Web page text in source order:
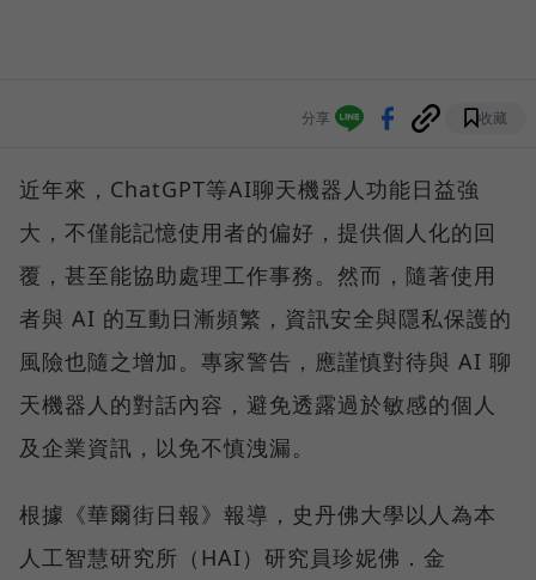
分享 收藏
近年來，ChatGPT等AI聊天機器人功能日益強
大，不僅能記憶使用者的偏好，提供個人化的回
覆，甚至能協助處理工作事務。然而，隨著使用
者與 AI 的互動日漸頻繁，資訊安全與隱私保護的
風險也隨之增加。專家警告，應謹慎對待與 AI 聊
天機器人的對話內容，避免透露過於敏感的個人
及企業資訊，以免不慎洩漏。
根據《華爾街日報》報導，史丹佛大學以人為本
人工智慧研究所（HAI）研究員珍妮佛．金